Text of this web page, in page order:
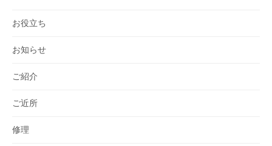
お役立ち
お知らせ
ご紹介
ご近所
修理